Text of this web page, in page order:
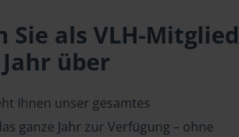
Sie als VLH-Mitglied
über
Ihnen unser gesamtes
ganze Jahr zur Verfügung – ohne